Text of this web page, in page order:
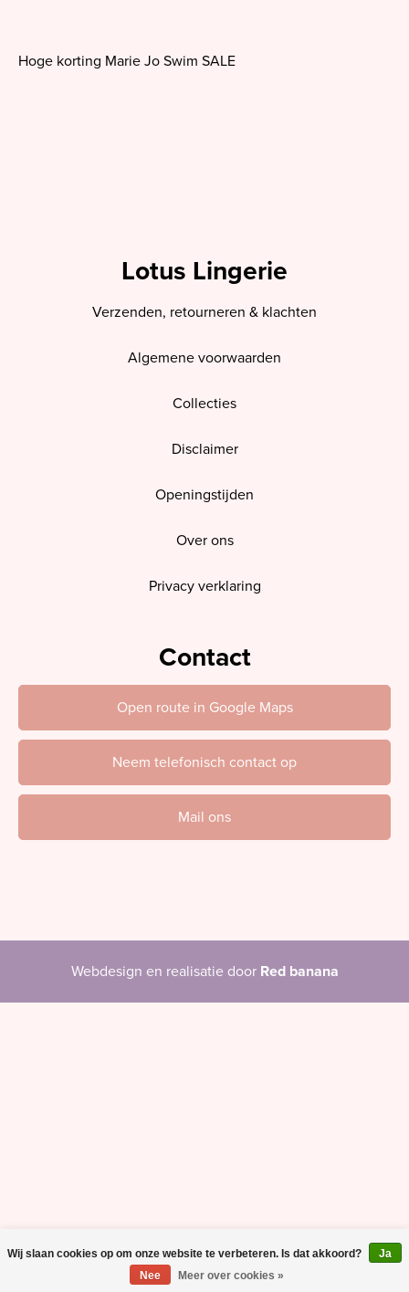
Hoge korting Marie Jo Swim SALE
Lotus Lingerie
Verzenden, retourneren & klachten
Algemene voorwaarden
Collecties
Disclaimer
Openingstijden
Over ons
Privacy verklaring
Contact
Open route in Google Maps
Neem telefonisch contact op
Mail ons
Webdesign en realisatie door Red banana
Wij slaan cookies op om onze website te verbeteren. Is dat akkoord?
Ja
Nee
Meer over cookies »